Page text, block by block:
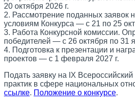
20 октября 2026 г.
2. Рассмотрение поданных заявок
условиям Конкурса ― с 21 по 25
3. Работа Конкурсной комиссии.
победителей ― с 26 октября по 31
4. Подготовка к презентации и
проектов ― с 1 февраля 2027 г.
Подать заявку на IX
практик в сфере национальных
ссылке. Положение о конкурсе.